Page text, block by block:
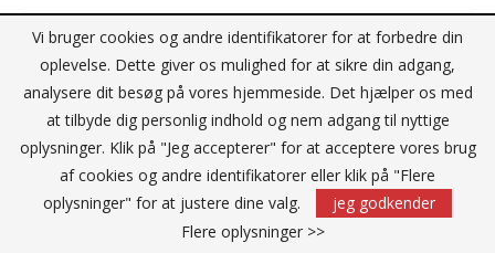
Vi bruger cookies og andre identifikatorer for at forbedre din
oplevelse. Dette giver os mulighed for at sikre din adgang,
analysere dit besøg på vores hjemmeside. Det hjælper os med
at tilbyde dig personlig indhold og nem adgang til nyttige
oplysninger. Klik på "Jeg accepterer" for at acceptere vores brug
af cookies og andre identifikatorer eller klik på "Flere
oplysninger" for at justere dine valg.
jeg godkender
Flere oplysninger >>